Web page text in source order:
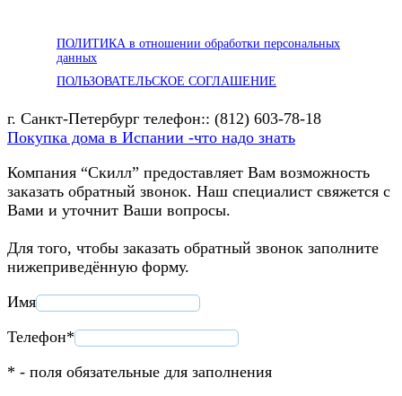
ПОЛИТИКА в отношении обработки персональных
данных
ПОЛЬЗОВАТЕЛЬСКОЕ СОГЛАШЕНИЕ
г. Санкт-Петербург телефон:: (812) 603-78-18
Покупка дома в Испании -что надо знать
Компания “Скилл” предоставляет Вам возможность
заказать обратный звонок. Наш специалист свяжется с
Вами и уточнит Ваши вопросы.
Для того, чтобы заказать обратный звонок заполните
нижеприведённую форму.
Имя
Телефон*
* - поля обязательные для заполнения